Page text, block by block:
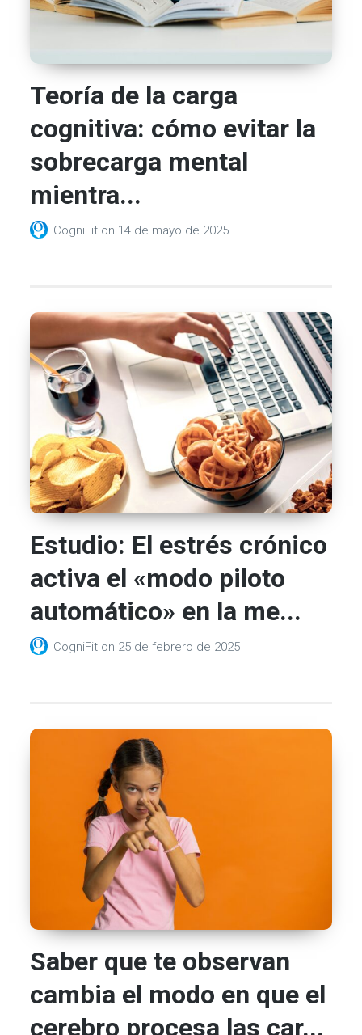
Teoría de la carga
cognitiva: cómo evitar la
sobrecarga mental
mientra...
CogniFit on 14 de mayo de 2025
Estudio: El estrés crónico
activa el «modo piloto
automático» en la me...
CogniFit on 25 de febrero de 2025
Saber que te observan
cambia el modo en que el
cerebro procesa las car...